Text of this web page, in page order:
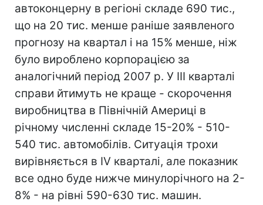
автоконцерну в регіоні складе 690 тис.,
що на 20 тис. менше раніше заявленого
прогнозу на квартал і на 15% менше, ніж
було вироблено корпорацією за
аналогічний період 2007 р. У III кварталі
справи йтимуть не краще - скорочення
виробництва в Північній Америці в
річному численні складе 15-20% - 510-
540 тис. автомобілів. Ситуація трохи
вирівняється в IV кварталі, але показник
все одно буде нижче минулорічного на 2-
8% - на рівні 590-630 тис. машин.